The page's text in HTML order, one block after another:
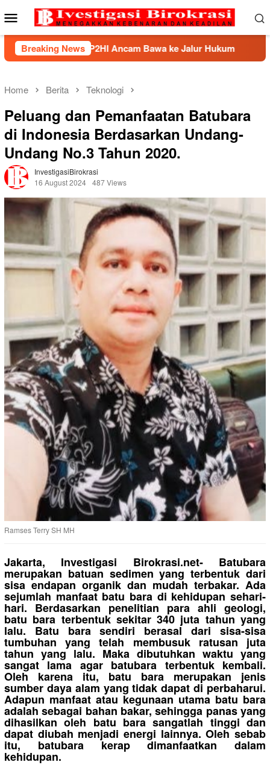
to
Mobile
Menu
Breaking News
BHP2HI Ancam Bawa ke Jalur Hukum Kemnaker
Home Berita Teknologi
Peluang dan Pemanfaatan Batubara
di Indonesia Berdasarkan Undang-
Undang No.3 Tahun 2020.
InvestigasiBirokrasi
16 August 2024 487 Views
Ramses Terry SH MH
Jakarta, Investigasi Birokrasi.net- Batubara
merupakan batuan sedimen yang terbentuk dari
sisa endapan organik dan mudah terbakar. Ada
sejumlah manfaat batu bara di kehidupan sehari-
hari. Berdasarkan penelitian para ahli geologi,
batu bara terbentuk sekitar 340 juta tahun yang
lalu. Batu bara sendiri berasal dari sisa-sisa
tumbuhan yang telah membusuk ratusan juta
tahun yang lalu. Maka dibutuhkan waktu yang
sangat lama agar batubara terbentuk kembali.
Oleh karena itu, batu bara merupakan jenis
sumber daya alam yang tidak dapat di perbaharui.
Adapun manfaat atau kegunaan utama batu bara
adalah sebagai bahan bakar, sehingga panas yang
dihasilkan oleh batu bara sangatlah tinggi dan
dapat diubah menjadi energi lainnya. Oleh sebab
itu, batubara kerap dimanfaatkan dalam
kehidupan.